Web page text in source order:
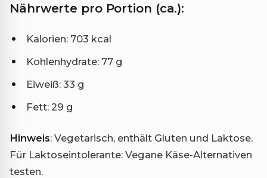
Nährwerte pro Portion (ca.):
Kalorien: 703 kcal
Kohlenhydrate: 77 g
Eiweiß: 33 g
Fett: 29 g
Hinweis: Vegetarisch, enthält Gluten und Laktose.
Für Laktoseintolerante: Vegane Käse-Alternativen
testen.